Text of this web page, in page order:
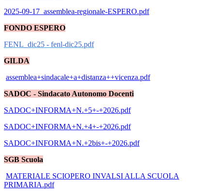
2025-09-17_assemblea-regionale-ESPERO.pdf
FONDO ESPERO
FENL_dic25 - fenl-dic25.pdf
GILDA
assemblea+sindacale+a+distanza++vicenza.pdf
SADOC - Sindacato Autonomo Docenti
SADOC+INFORMA+N.+5+-+2026.pdf
SADOC+INFORMA+N.+4+-+2026.pdf
SADOC+INFORMA+N.+2bis+-+2026.pdf
SGB Scuola
MATERIALE SCIOPERO INVALSI ALLA SCUOLA
PRIMARIA.pdf